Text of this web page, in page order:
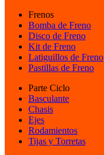
Frenos
Bomba de Freno
Disco de Freno
Kit de Freno
Latiguillos de Freno
Pastillas de Freno
Parte Ciclo
Basculante
Chasis
Ejes
Rodamientos
Tijas y Torretas